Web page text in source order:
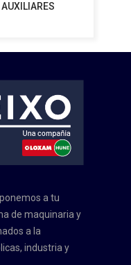
ponemos a tu
de maquinaria y
a la
industria y